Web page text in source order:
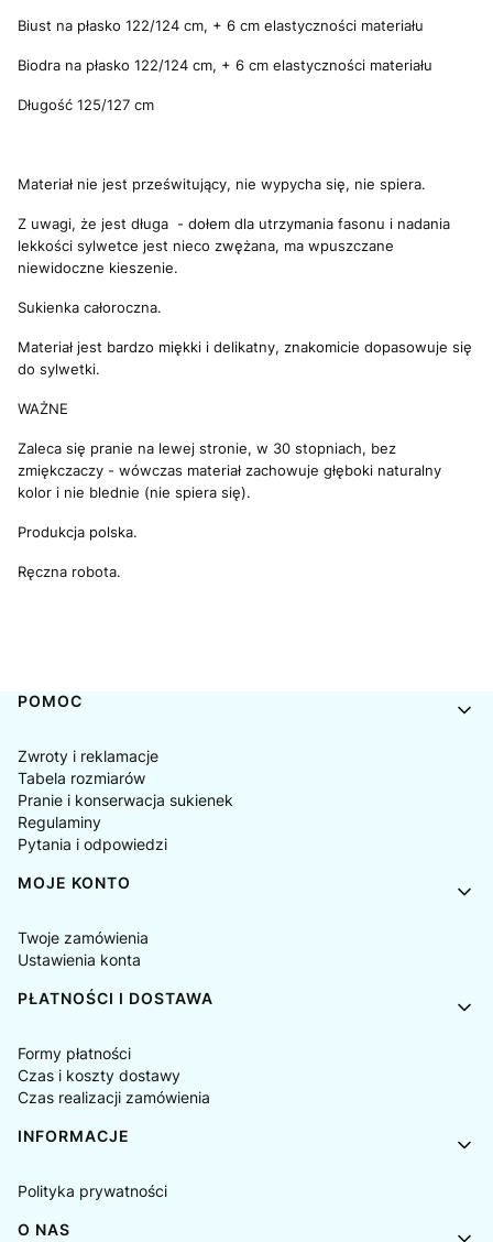
Biust na płasko 122/124 cm, + 6 cm elastyczności materiału
Biodra na płasko 122/124 cm, + 6 cm elastyczności materiału
Długość 125/127 cm
Materiał nie jest prześwitujący, nie wypycha się, nie spiera.
Z uwagi, że jest długa - dołem dla utrzymania fasonu i nadania
lekkości sylwetce jest nieco zwężana, ma wpuszczane
niewidoczne kieszenie.
Sukienka całoroczna.
Materiał jest bardzo miękki i delikatny, znakomicie dopasowuje się
do sylwetki.
WAŻNE
Zaleca się pranie na lewej stronie, w 30 stopniach, bez
zmiękczaczy - wówczas materiał zachowuje głęboki naturalny
kolor i nie blednie (nie spiera się).
Produkcja polska.
Ręczna robota.
Linki w stopce
POMOC
Zwroty i reklamacje
Tabela rozmiarów
Pranie i konserwacja sukienek
Regulaminy
Pytania i odpowiedzi
MOJE KONTO
Twoje zamówienia
Ustawienia konta
PŁATNOŚCI I DOSTAWA
Formy płatności
Czas i koszty dostawy
Czas realizacji zamówienia
INFORMACJE
Polityka prywatności
O NAS